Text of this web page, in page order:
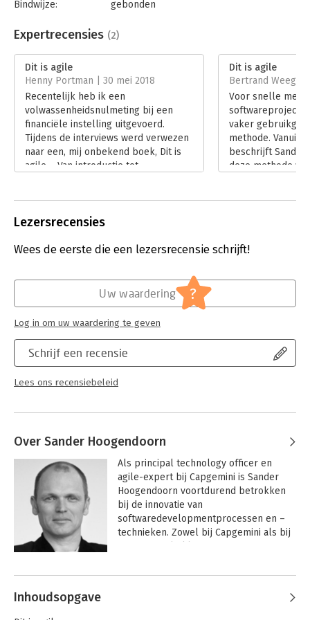
zou moeten." - Ron Tolido, CTO, Capgemini Continental
EuropeInhoud
Bindwijze:
gebonden
Uitgever:
Pearson Education NL
Verschijningsdatum:
Hoofdrubriek: Projectmanagement
Expertrecensies (2)
Dit is agile
Henny Portman | 30 mei 2018
Recentelijk heb ik een
volwassenheidsnulmeting bij een
financiële instelling uitgevoerd.
Tijdens de interviews werd verwezen
naar een, mij onbekend boek, Dit is
agile – Van introductie tot
het niet laten om dit door Sander
recenseren.
Dit is agile
Bertrand
Voor snelle met
vaker
methode. Vanuit
beschrijft Sander
deze methode
Lezersrecensies
Wees de eerste die een lezersrecensie schrijft!
Schrijf een recensie
Lees ons recensiebeleid
Uw waardering ?
Log in om uw waardering te geven
Over Sander Hoogendoorn
Als principal technology officer en
agile-expert bij Capgemini is Sander
Hoogendoorn voortdurend betrokken
bij de innovatie van
softwaredevelopmentprocessen en –
technieken. Zowel bij Capgemini als bij
Hoogendoorn heeft veel projecten
Andere boeken door Sander
Hoogendoorn
Inhoudsopgave